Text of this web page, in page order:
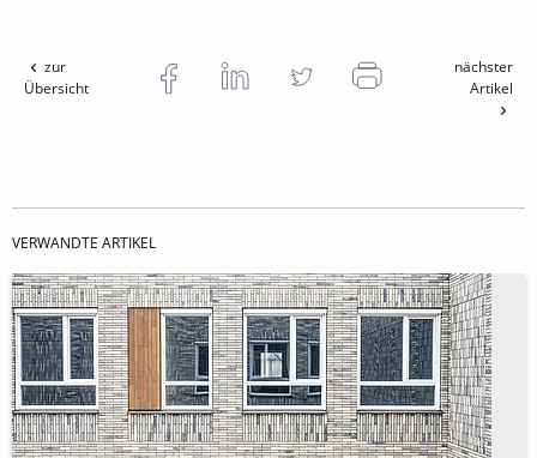
zur
Übersicht
nächster
Artikel
VERWANDTE ARTIKEL